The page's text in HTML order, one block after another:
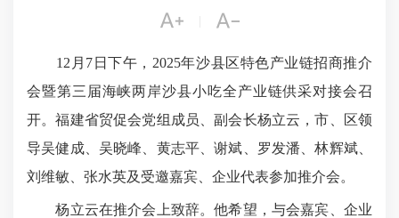
 
12月7日下午，2025年沙县区特色产业链招商推介
会暨第三届海峡两岸沙县小吃全产业链供采对接会召
开。福建省贸促会党组成员、副会长杨立云，市、区领
导吴健成、吴晓峰、黄志平、谢斌、罗发潘、林辉斌、
刘维敏、张水英及受邀嘉宾、企业代表参加推介会。
杨立云在推介会上致辞。他希望，与会嘉宾、企业